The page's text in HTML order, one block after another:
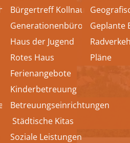
Bürgertreff Kollnau
Generationenbüro
Haus der Jugend
Rotes Haus
Ferienangebote
Kinderbetreuung
Betreuungseinrichtungen
Städtische Kitas
Soziale Leistungen
Geplante
Pläne